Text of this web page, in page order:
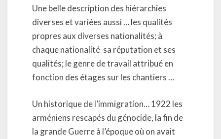
Une belle description des hiérarchies
diverses et variées aussi … les qualités
propres aux diverses nationalités; à
chaque nationalité sa réputation et ses
qualités; le genre de travail attribué en
fonction des étages sur les chantiers …
Un historique de l’immigration… 1922 les
arméniens rescapés du génocide, la fin de
la grande Guerre à l’époque où on avait